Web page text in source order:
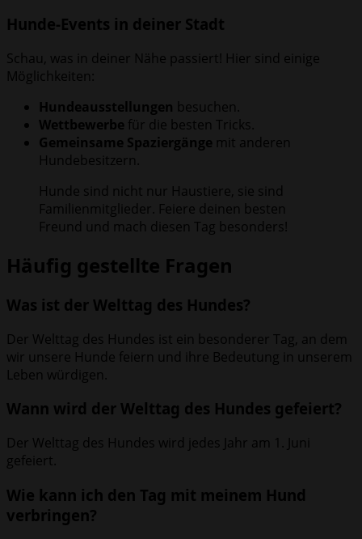
Hunde-Events in deiner Stadt
Schau, was in deiner Nähe passiert! Hier sind einige
Möglichkeiten:
Hundeausstellungen besuchen.
Wettbewerbe für die besten Tricks.
Gemeinsame Spaziergänge mit anderen
Hundebesitzern.
Hunde sind nicht nur Haustiere, sie sind
Familienmitglieder. Feiere deinen besten
Freund und mach diesen Tag besonders!
Häufig gestellte Fragen
Was ist der Welttag des Hundes?
Der Welttag des Hundes ist ein besonderer Tag, an dem
wir unsere Hunde feiern und ihre Bedeutung in unserem
Leben würdigen.
Wann wird der Welttag des Hundes gefeiert?
Der Welttag des Hundes wird jedes Jahr am 1. Juni
gefeiert.
Wie kann ich den Tag mit meinem Hund
verbringen?